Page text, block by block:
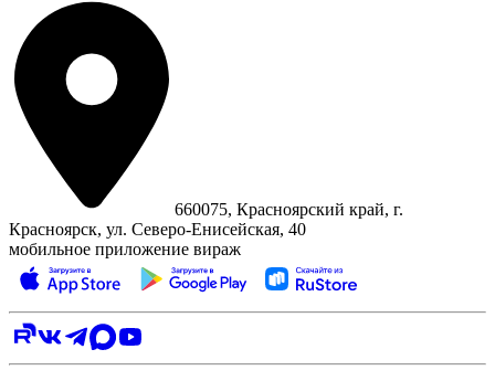
660075, Красноярский край, г.
Красноярск, ул. Северо‑Енисейская, 40
мобильное приложение вираж